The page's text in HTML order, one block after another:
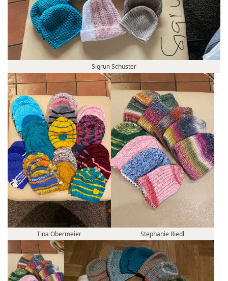
Sigrun Schuster
Tina Obermeier Stephanie Riedl